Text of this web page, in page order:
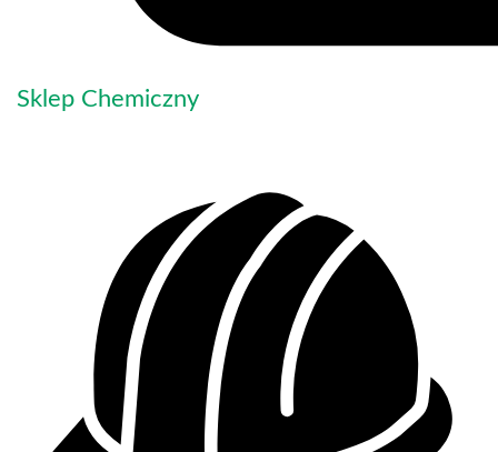
Sklep Chemiczny